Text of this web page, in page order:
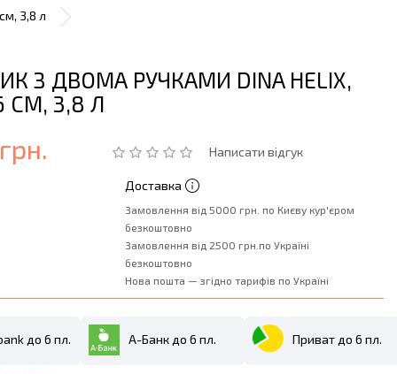
3,8 л
З ДВОМА РУЧКАМИ DINA HELIX,
СМ, 3,8 Л
Написати відгук
Доставка
Замовлення від 5000 грн. по Києву кур'єром
безкоштовно
Замовлення від 2500 грн.по Україні
безкоштовно
Нова пошта — згідно тарифів по Україні
до 6 пл. А-Банк до 6 пл. Приват до 6 пл.